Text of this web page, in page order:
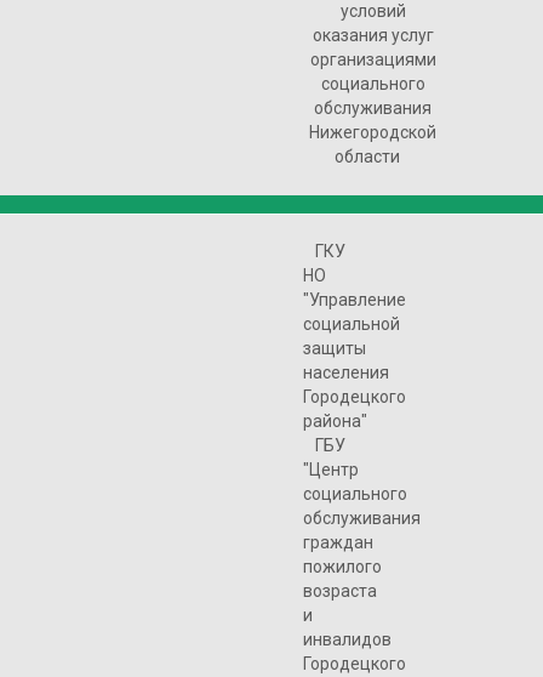
условий
оказания услуг
организациями
социального
обслуживания
Нижегородской
области
ГКУ
НО
"Управление
социальной
защиты
населения
Городецкого
района"
ГБУ
"Центр
социального
обслуживания
граждан
пожилого
возраста
и
инвалидов
Городецкого